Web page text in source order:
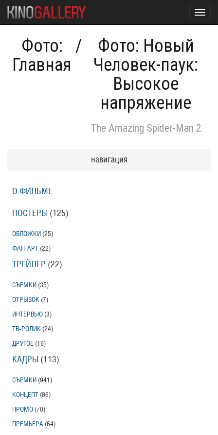
Фото:
Главная
/
Фото: Новый
Человек-паук:
Высокое
напряжение
The Amazing Spider-Man 2
навигация
О ФИЛЬМЕ
ПОСТЕРЫ (125)
ОБЛОЖКИ (25)
ФАН-АРТ (22)
ТРЕЙЛЕР (22)
СЪЕМКИ (35)
ОТРЫВОК (7)
ИНТЕРВЬЮ (3)
ТВ-РОЛИК (24)
ДРУГОЕ (19)
КАДРЫ (113)
СЪЕМКИ (941)
КОНЦЕПТ (86)
ПРОМО (70)
ПРЕМЬЕРА (64)